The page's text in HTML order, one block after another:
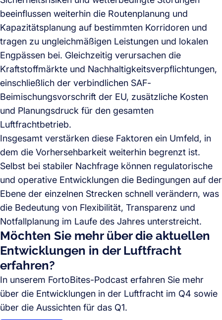
beeinflussen weiterhin die Routenplanung und
Kapazitätsplanung auf bestimmten Korridoren und
tragen zu ungleichmäßigen Leistungen und lokalen
Engpässen bei. Gleichzeitig verursachen die
Kraftstoffmärkte und Nachhaltigkeitsverpflichtungen,
einschließlich der verbindlichen SAF-
Beimischungsvorschrift der EU, zusätzliche Kosten
und Planungsdruck für den gesamten
Luftfrachtbetrieb.
Insgesamt verstärken diese Faktoren ein Umfeld, in
dem die Vorhersehbarkeit weiterhin begrenzt ist.
Selbst bei stabiler Nachfrage können regulatorische
und operative Entwicklungen die Bedingungen auf der
Ebene der einzelnen Strecken schnell verändern, was
die Bedeutung von Flexibilität, Transparenz und
Notfallplanung im Laufe des Jahres unterstreicht.
Möchten Sie mehr über die aktuellen
Entwicklungen in der Luftfracht
erfahren?
In unserem FortoBites-Podcast erfahren Sie mehr
über die Entwicklungen in der Luftfracht im Q4 sowie
über die Aussichten für das Q1.